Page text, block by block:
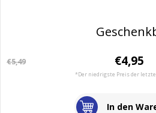
€5,49 €4,95
*Der niedrigste Preis der
In den